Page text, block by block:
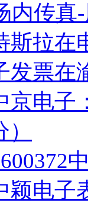
内传真
斯拉在
发票在
京电子
颖电子